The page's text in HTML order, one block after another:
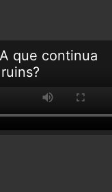
que continua